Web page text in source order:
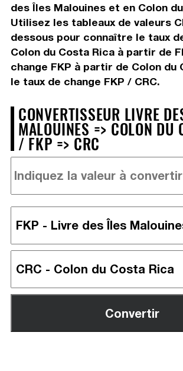
des Îles Malouines et en Colon
Utilisez les tableaux de valeurs
dessous pour connaître le taux
Colon du Costa Rica à partir de
change FKP à partir de Colon du
le taux de change FKP / CRC.
CONVERTISSEUR LIVRE
MALOUINES => COLON DU
/ FKP => CRC